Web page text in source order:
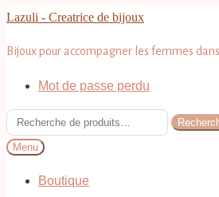
Aller
la
navigation
Aller
contenu
Lazuli - Creatrice de bijoux
Bijoux pour accompagner les femmes
Mot de passe perdu
Recherche
pour :
Menu
Boutique